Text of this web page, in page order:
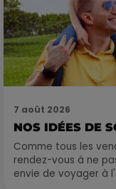
7 août 2026
NOS IDÉES DE
Comme tous les
rendez-vous à ne
envie de voyager à